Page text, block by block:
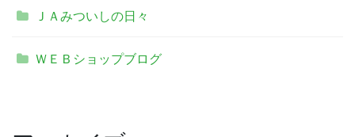
ＪＡみついしの日々
ＷＥＢショップブログ